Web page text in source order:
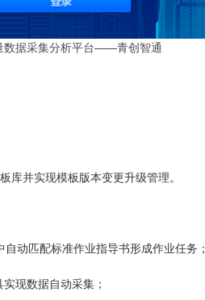
数据采集分析平台——青创智通
并实现模板版本变更升级管理。
动匹配标准作业指导书形成作业任务；
现数据自动采集；